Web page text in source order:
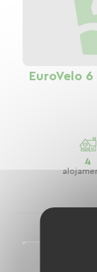
EuroVelo
4